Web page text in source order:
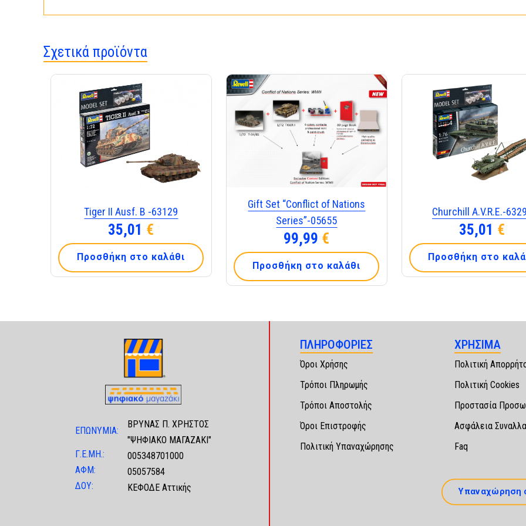
Σχετικά προϊόντα
Tiger II Ausf. B -63129
35,01 €
Προσθήκη στο καλάθι
Gift Set “Conflict of Nations
Series”-05655
99,99 €
Προσθήκη στο καλάθι
Churchill A.V.R.E.-
35,01 €
Προσθήκη στο
ΕΠΩΝΥΜΙΑ:
ΒΡΥΝΑΣ Π. ΧΡΗΣΤΟΣ
"ΨΗΦΙΑΚΟ ΜΑΓΑΖΑΚΙ"
Γ.Ε.ΜΗ.:
005348701000
ΑΦΜ:
05057584
ΔΟΥ:
ΚΕΦΟΔΕ Αττικής
ΠΛΗΡΟΦΟΡΙΕΣ
Όροι Χρήσης
Τρόποι Πληρωμής
Τρόποι Αποστολής
Όροι Επιστροφής
Πολιτική Υπαναχώρησης
ΧΡΗΣΙΜΑ
Πολιτική
Πολιτική Cookies
Προστασία
Ασφάλεια
Faq
Υπαναχώρηση